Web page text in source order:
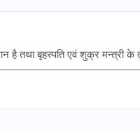
है तथा बृहस्पति एवं शुक्र मन्त्री के